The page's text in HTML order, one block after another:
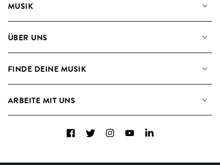
MUSIK
Suche
ÜBER UNS
Blog
FINDE DEINE MUSIK
Kontakt
ARBEITE MIT UNS
A&R - Demo-Einsendungen
FacebookTwitterInstagramYouTubeLinkedIn